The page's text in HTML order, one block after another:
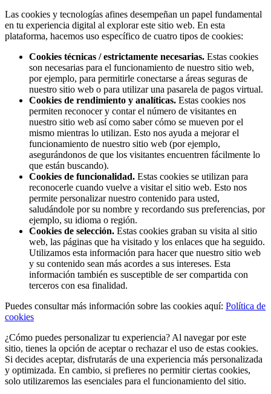
Las cookies y tecnologías afines desempeñan un papel fundamental
en tu experiencia digital al explorar este sitio web. En esta
plataforma, hacemos uso específico de cuatro tipos de cookies:
Cookies técnicas / estrictamente necesarias. Estas cookies
son necesarias para el funcionamiento de nuestro sitio web,
por ejemplo, para permitirle conectarse a áreas seguras de
nuestro sitio web o para utilizar una pasarela de pagos virtual.
Cookies de rendimiento y analíticas. Estas cookies nos
permiten reconocer y contar el número de visitantes en
nuestro sitio web así como saber cómo se mueven por el
mismo mientras lo utilizan. Esto nos ayuda a mejorar el
funcionamiento de nuestro sitio web (por ejemplo,
asegurándonos de que los visitantes encuentren fácilmente lo
que están buscando).
Cookies de funcionalidad. Estas cookies se utilizan para
reconocerle cuando vuelve a visitar el sitio web. Esto nos
permite personalizar nuestro contenido para usted,
saludándole por su nombre y recordando sus preferencias, por
ejemplo, su idioma o región.
Cookies de selección. Estas cookies graban su visita al sitio
web, las páginas que ha visitado y los enlaces que ha seguido.
Utilizamos esta información para hacer que nuestro sitio web
y su contenido sean más acordes a sus intereses. Esta
información también es susceptible de ser compartida con
terceros con esa finalidad.
Puedes consultar más información sobre las cookies aquí: Política de
cookies
¿Cómo puedes personalizar tu experiencia? Al navegar por este
sitio, tienes la opción de aceptar o rechazar el uso de estas cookies.
Si decides aceptar, disfrutarás de una experiencia más personalizada
y optimizada. En cambio, si prefieres no permitir ciertas cookies,
solo utilizaremos las esenciales para el funcionamiento del sitio.